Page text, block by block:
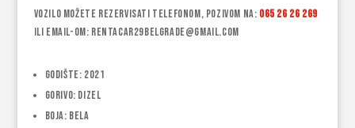
Vozilo možete rezervisati telefonom, pozivom na: 065 26 26 269
ili email-om: rentacar29belgrade@gmail.com
Godište: 2021
Gorivo: Dizel
Boja: Bela